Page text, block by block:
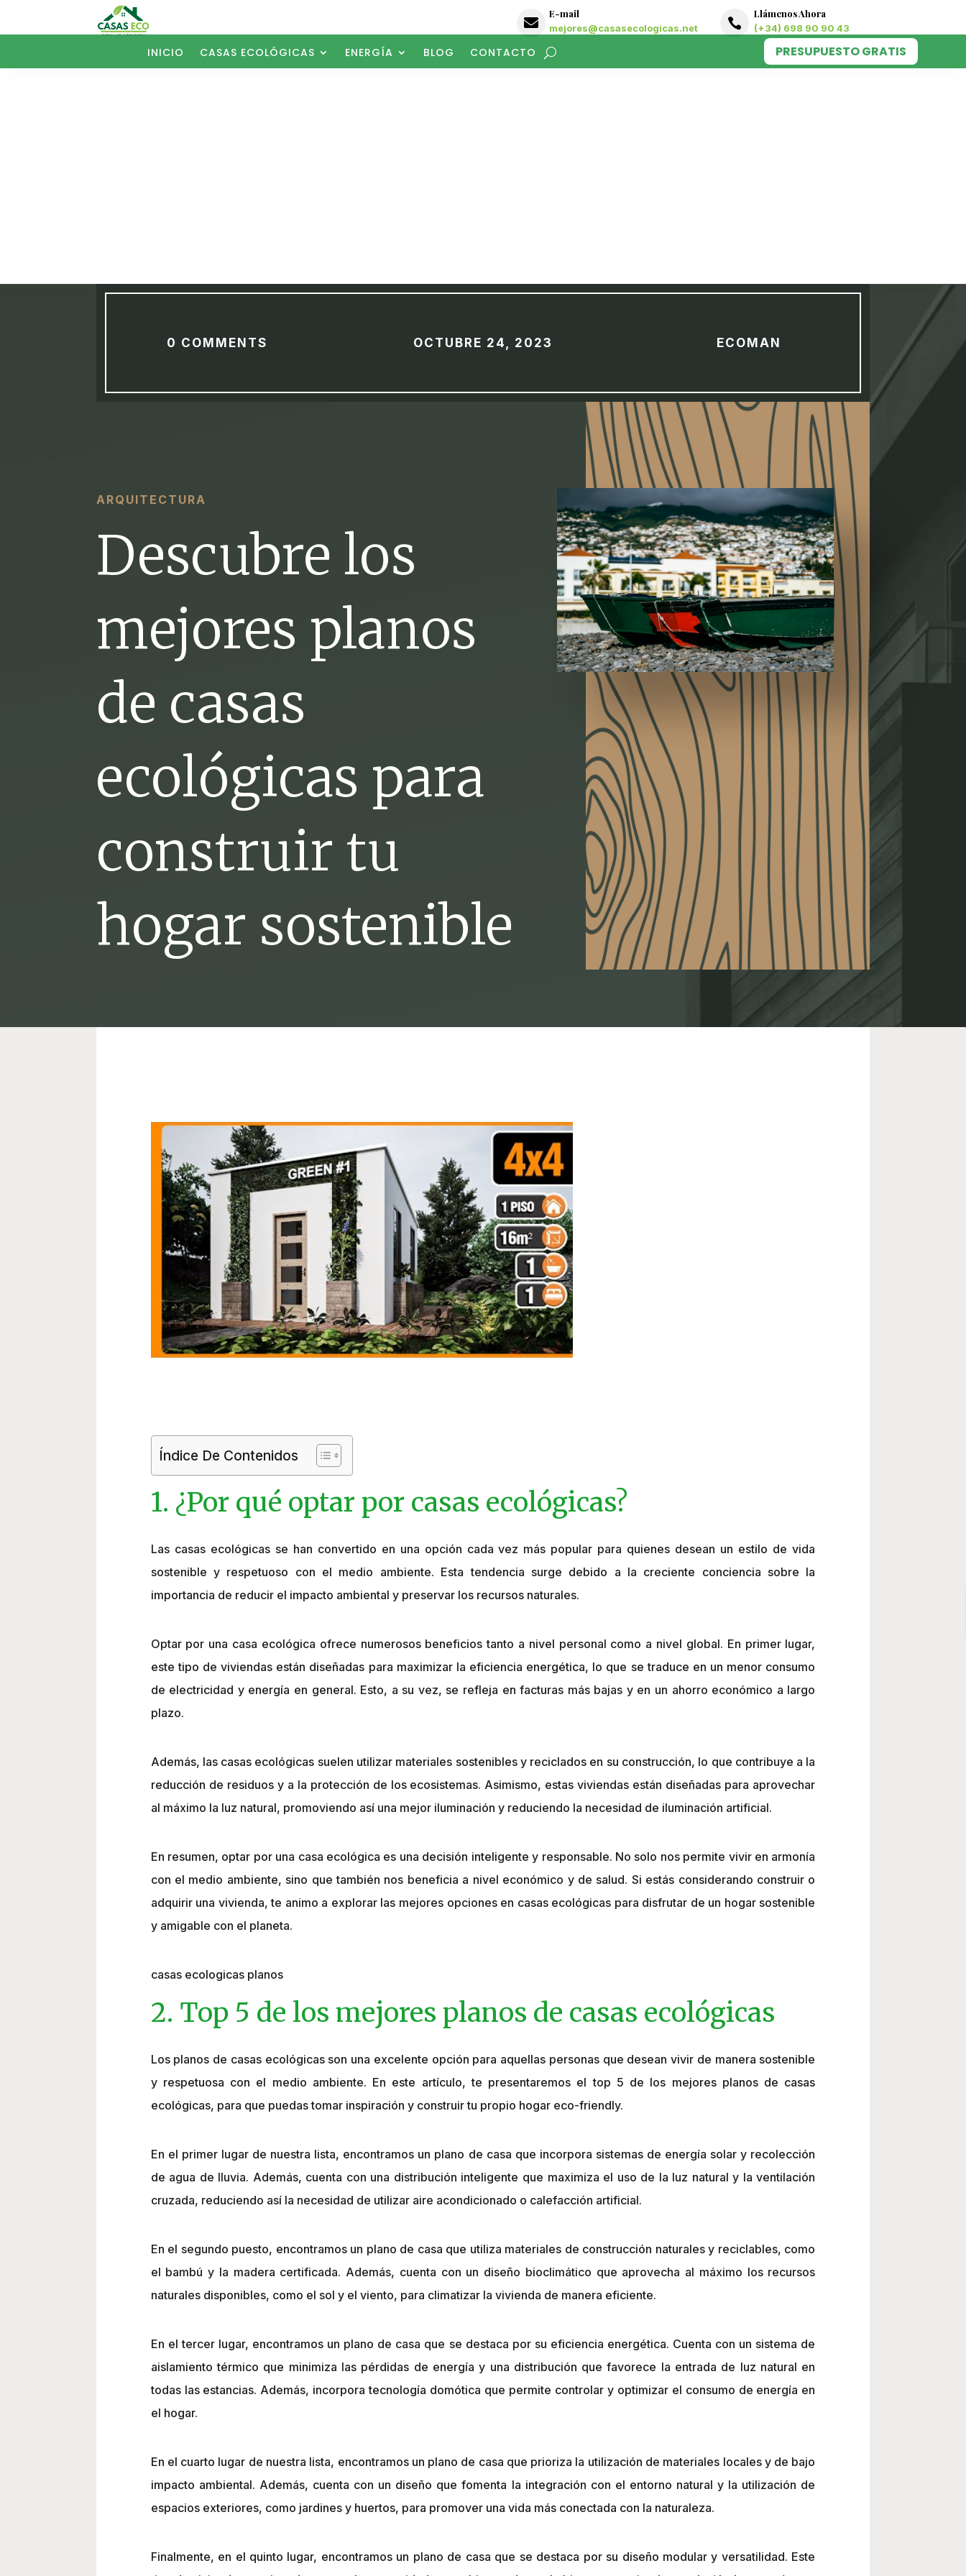

E-mail
mejores@casasecologicas.net 
Llámenos Ahora
(+34) 698 90 90 43
INICIO CASAS ECOLÓGICAS ENERGÍA BLOG CONTACTO PRESUPUESTO GRATIS
0 COMMENTS OCTUBRE 24, 2023 ECOMAN
ARQUITECTURA
Descubre los
mejores planos
de casas
ecológicas para
construir tu
hogar sostenible
Índice De Contenidos
1. ¿Por qué optar por casas ecológicas?
Las casas ecológicas se han convertido en una opción cada vez más popular para quienes desean un estilo de vida
sostenible y respetuoso con el medio ambiente. Esta tendencia surge debido a la creciente conciencia sobre la
importancia de reducir el impacto ambiental y preservar los recursos naturales.
Optar por una casa ecológica ofrece numerosos beneficios tanto a nivel personal como a nivel global. En primer lugar,
este tipo de viviendas están diseñadas para maximizar la eficiencia energética, lo que se traduce en un menor consumo
de electricidad y energía en general. Esto, a su vez, se refleja en facturas más bajas y en un ahorro económico a largo
plazo.
Además, las casas ecológicas suelen utilizar materiales sostenibles y reciclados en su construcción, lo que contribuye a la
reducción de residuos y a la protección de los ecosistemas. Asimismo, estas viviendas están diseñadas para aprovechar
al máximo la luz natural, promoviendo así una mejor iluminación y reduciendo la necesidad de iluminación artificial.
En resumen, optar por una casa ecológica es una decisión inteligente y responsable. No solo nos permite vivir en armonía
con el medio ambiente, sino que también nos beneficia a nivel económico y de salud. Si estás considerando construir o
adquirir una vivienda, te animo a explorar las mejores opciones en casas ecológicas para disfrutar de un hogar sostenible
y amigable con el planeta.
casas ecologicas planos
2. Top 5 de los mejores planos de casas ecológicas
Los planos de casas ecológicas son una excelente opción para aquellas personas que desean vivir de manera sostenible
y respetuosa con el medio ambiente. En este artículo, te presentaremos el top 5 de los mejores planos de casas
ecológicas, para que puedas tomar inspiración y construir tu propio hogar eco-friendly.
En el primer lugar de nuestra lista, encontramos un plano de casa que incorpora sistemas de energía solar y recolección
de agua de lluvia. Además, cuenta con una distribución inteligente que maximiza el uso de la luz natural y la ventilación
cruzada, reduciendo así la necesidad de utilizar aire acondicionado o calefacción artificial.
En el segundo puesto, encontramos un plano de casa que utiliza materiales de construcción naturales y reciclables, como
el bambú y la madera certificada. Además, cuenta con un diseño bioclimático que aprovecha al máximo los recursos
naturales disponibles, como el sol y el viento, para climatizar la vivienda de manera eficiente.
En el tercer lugar, encontramos un plano de casa que se destaca por su eficiencia energética. Cuenta con un sistema de
aislamiento térmico que minimiza las pérdidas de energía y una distribución que favorece la entrada de luz natural en
todas las estancias. Además, incorpora tecnología domótica que permite controlar y optimizar el consumo de energía en
el hogar.
En el cuarto lugar de nuestra lista, encontramos un plano de casa que prioriza la utilización de materiales locales y de bajo
impacto ambiental. Además, cuenta con un diseño que fomenta la integración con el entorno natural y la utilización de
espacios exteriores, como jardines y huertos, para promover una vida más conectada con la naturaleza.
Finalmente, en el quinto lugar, encontramos un plano de casa que se destaca por su diseño modular y versatilidad. Este